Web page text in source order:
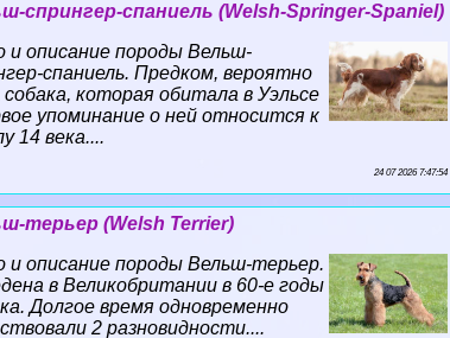
спрингер-спаниель (Welsh-Springer-Spaniel)
и описание породы Вельш-
спаниель. Предком, вероятно
которая обитала в Уэльсе
упоминание о ней относится к
14 века....
24 07 2026 7:47:54
терьер (Welsh Terrier)
и описание породы Вельш-терьер.
в Великобритании в 60-е годы
Долгое время одновременно
2 разновидности....